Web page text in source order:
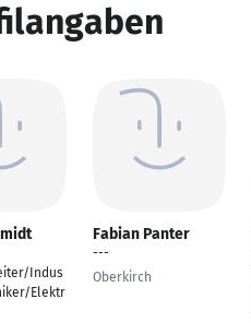
Indus
Elektr
Fabian Panter
---
Oberkirch